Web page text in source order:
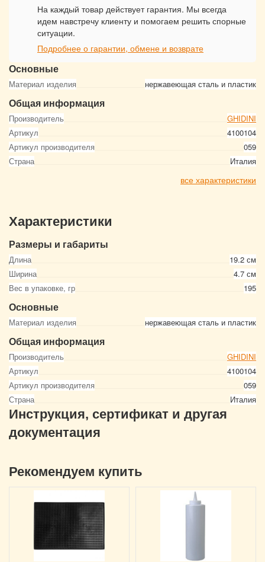
Основные
Материал изделия нержавеющая сталь и пластик
Общая информация
Производитель
GHIDINI
Артикул
4100104
Артикул производителя
059
Страна
Италия
все характеристики
На каждый товар действует гарантия. Мы всегда
идем навстречу клиенту и помогаем решить спорные
ситуации.
Подробнее о гарантии, обмене и возврате
Характеристики
Размеры и габариты
Длина
19.2 см
Ширина
4.7 см
Вес в упаковке, гр
195
Основные
Материал изделия нержавеющая сталь и пластик
Общая информация
Производитель
GHIDINI
Артикул
4100104
Артикул производителя
059
Страна
Италия
Инструкция, сертификат и другая
документация
Рекомендуем купить